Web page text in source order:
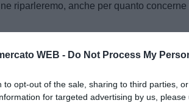
WEB - Do Not Process My
to opt-out of the sale, sharing to third parties,
for targeted advertising by us,
riparleremo, anche per quanto concerne
tua squadra. Attiva l’Offerta